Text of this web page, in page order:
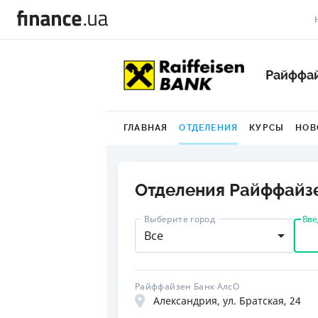
ГЛАВНАЯ ОТДЕЛЕНИЯ КУРСЫ
Отделения
Выберите город
Все
Райффайзен Банк АлсО
Александрия, ул. Братская, 24